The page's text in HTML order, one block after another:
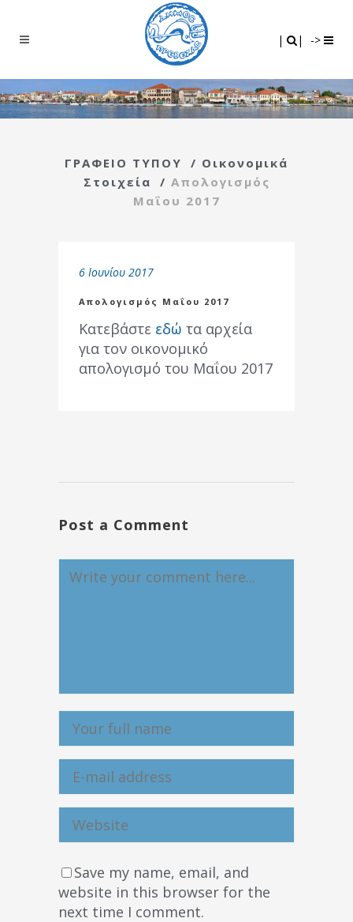
| | ->
ΓΡΑΦΕΙΟ ΤΥΠΟΥ / Οικονομικά
Στοιχεία
/ Απολογισμός
Μαΐου 2017
6 Ιουνίου 2017
Απολογισμός Μαΐου 2017
Κατεβάστε εδώ τα αρχεία
για τον οικονομικό
απολογισμό του Μαΐου 2017
Post a Comment
Save my name, email, and
website in this browser for the
next time I comment.